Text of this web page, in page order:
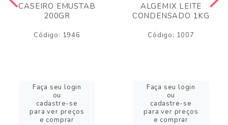
CASEIRO EMUSTAB
200GR
Código: 1946
Faça seu login
ou
cadastre-se
para ver preços
e comprar
ALGEMIX LEITE
CONDENSADO 1KG
Código: 1007
Faça seu login
ou
cadastre-se
para ver preços
e comprar